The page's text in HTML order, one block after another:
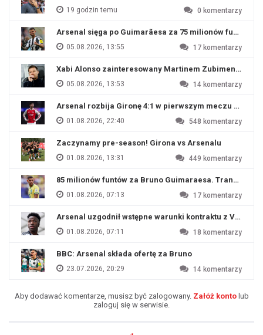
19 godzin temu 0 komentarzy
Arsenal sięga po Guimarãesa za 75 milionów funtów
05.08.2026, 13:55 17 komentarzy
Xabi Alonso zainteresowany Martinem Zubimendim
05.08.2026, 13:53 14 komentarzy
Arsenal rozbija Gironę 4:1 w pierwszym meczu
01.08.2026, 22:40 548 komentarzy
Zaczynamy pre-season! Girona vs Arsenalu
01.08.2026, 13:31 449 komentarzy
85 milionów funtów za Bruno Guimaraesa. Transfer
01.08.2026, 07:13 17 komentarzy
Arsenal uzgodnił wstępne warunki kontraktu z
01.08.2026, 07:11 18 komentarzy
BBC: Arsenal składa ofertę za Bruno
23.07.2026, 20:29 14 komentarzy
Aby dodawać komentarze, musisz być zalogowany. Załóż kontolub
zaloguj się w serwisie.